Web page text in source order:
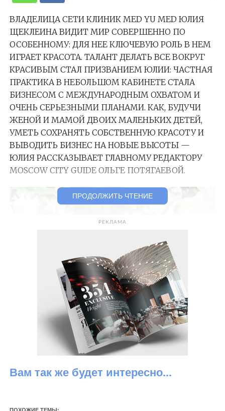
ВЛАДЕЛИЦА СЕТИ КЛИНИК MED YU MED ЮЛИЯ
ЩЕКЛЕИНА ВИДИТ МИР СОВЕРШЕННО ПО
ОСОБЕННОМУ: ДЛЯ НЕЕ КЛЮЧЕВУЮ РОЛЬ В НЕМ
ИГРАЕТ КРАСОТА. ТАЛАНТ ДЕЛАТЬ ВСЕ ВОКРУГ
КРАСИВЫМ СТАЛ ПРИЗВАНИЕМ ЮЛИИ: ЧАСТНАЯ
ПРАКТИКА В НЕБОЛЬШОМ КАБИНЕТЕ СТАЛА
БИЗНЕСОМ С МЕЖДУНАРОДНЫМ ОХВАТОМ И
ОЧЕНЬ СЕРЬЕЗНЫМИ ПЛАНАМИ. КАК, БУДУЧИ
ЖЕНОЙ И МАМОЙ ДВОИХ МАЛЕНЬКИХ ДЕТЕЙ,
УМЕТЬ СОХРАНЯТЬ СОБСТВЕННУЮ КРАСОТУ И
ВЫВОДИТЬ БИЗНЕС НА НОВЫЕ ВЫСОТЫ —
ЮЛИЯ РАССКАЗЫВАЕТ ГЛАВНОМУ РЕДАКТОРУ
MOSCOW CITY GUIDE ОЛЬГЕ ПОТЯГАЕВОЙ.
ПРОДОЛЖИТЬ ЧТЕНИЕ
РЕКЛАМА
Вам так же будет интересно...